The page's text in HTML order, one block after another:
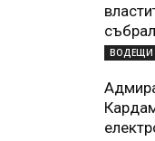
ВОДЕЩИ